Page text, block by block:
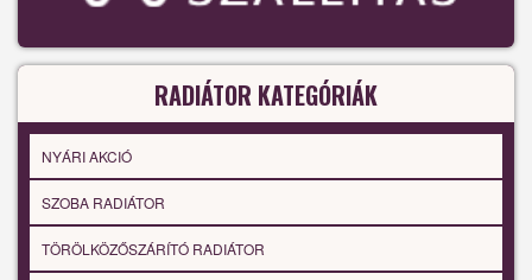
RADIÁTOR KATEGÓRIÁK
NYÁRI AKCIÓ
SZOBA RADIÁTOR
TÖRÖLKÖZŐSZÁRÍTÓ RADIÁTOR